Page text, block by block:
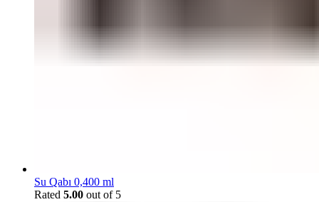
Su Qabı 0,400 ml
Rated 5.00 out of 5